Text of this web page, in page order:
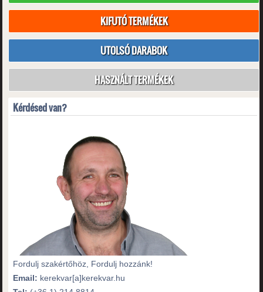
KIFUTÓ TERMÉKEK
UTOLSÓ DARABOK
HASZNÁLT TERMÉKEK
Kérdésed van?
Fordulj szakértőhöz, Fordulj hozzánk!
Email: kerekvar[a]kerekvar.hu